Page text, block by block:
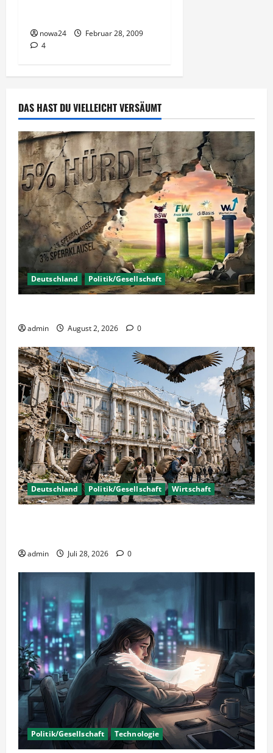
nowa24
Februar 28, 2009
4
DAS HAST DU VIELLEICHT VERSÄUMT
Deutschland Politik/Gesellschaft
admin August 2, 2026 0
Deutschland Politik/Gesellschaft Wirtschaft
admin Juli 28, 2026 0
Politik/Gesellschaft Technologie